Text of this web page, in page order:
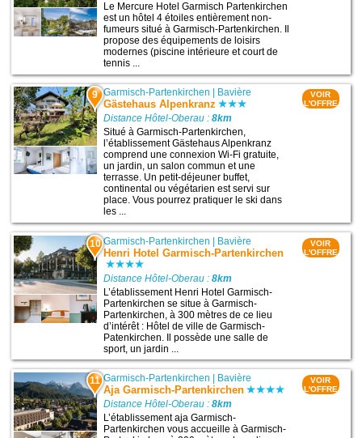
Le Mercure Hotel Garmisch Partenkirchen
est un hôtel 4 étoiles entièrement non-
fumeurs situé à Garmisch-Partenkirchen. Il
propose des équipements de loisirs
modernes (piscine intérieure et court de
tennis ...
9 Garmisch-Partenkirchen Bavière
Gästehaus Alpenkranz
Distance Hôtel-Oberau :8km
Situé à Garmisch-Partenkirchen,
l’établissement Gästehaus Alpenkranz
comprend une connexion Wi-Fi gratuite,
un jardin, un salon commun et une
terrasse. Un petit-déjeuner buffet,
continental ou végétarien est servi sur
place. Vous pourrez pratiquer le ski dans
les ...
VOIR
L'OFFRE
10 Garmisch-Partenkirchen | Bavière
Henri Hotel Garmisch-Partenkirchen
Distance Hôtel-Oberau :8km
L’établissement Henri Hotel Garmisch-
Partenkirchen se situe à Garmisch-
Partenkirchen, à 300 mètres de ce lieu
d’intérêt : Hôtel de ville de Garmisch-
Patenkirchen. Il possède une salle de
sport, un jardin ...
VOIR
L'OFFRE
11 Garmisch-Partenkirchen | Bavière
Aja Garmisch-Partenkirchen
Distance Hôtel-Oberau :8km
L’établissement aja Garmisch-
Partenkirchen vous accueille à Garmisch-
VOIR
L'OFFRE